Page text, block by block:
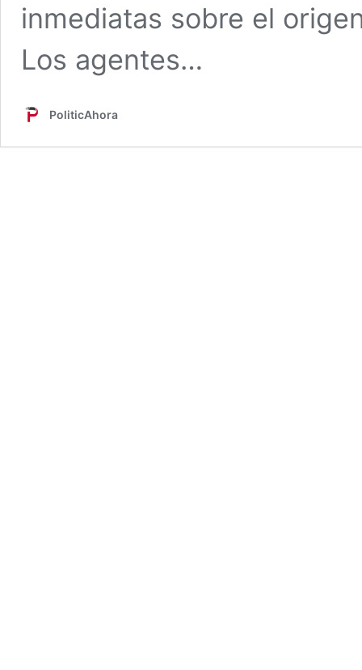
inmediatas sobre el
Los agentes…
PoliticAhora